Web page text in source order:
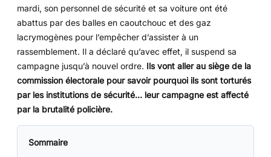
mardi, son personnel de sécurité et sa voiture ont été
abattus par des balles en caoutchouc et des gaz
lacrymogènes pour l’empêcher d’assister à un
rassemblement. Il a déclaré qu’avec effet, il suspend sa
campagne jusqu’à nouvel ordre. Ils vont aller au siège de la
commission électorale pour savoir pourquoi ils sont torturés
par les institutions de sécurité… leur campagne est affecté
par la brutalité policière.
Sommaire